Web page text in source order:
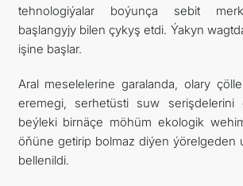
tehnologiýalar boýunça sebit
başlangyjy bilen çykyş etdi. Ýakyn
işine başlar.
Aral meselelerine garalanda, olary
eremegi, serhetüsti suw serişdelerini
beýleki birnäçe möhüm ekologik
öňüne getirip bolmaz diýen ýörelgeden
bellenildi.